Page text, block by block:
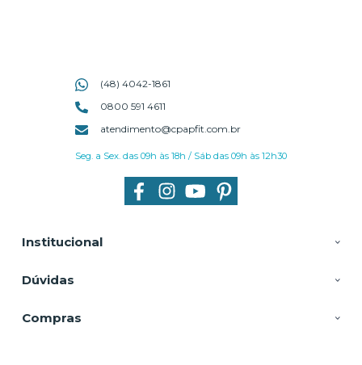
Institucional
Dúvidas
Compras
(48) 4042-1861
0800 591 4611
atendimento@cpapfit.com.br
Seg. a Sex. das 09h às 18h / Sáb das 09h às 12h30